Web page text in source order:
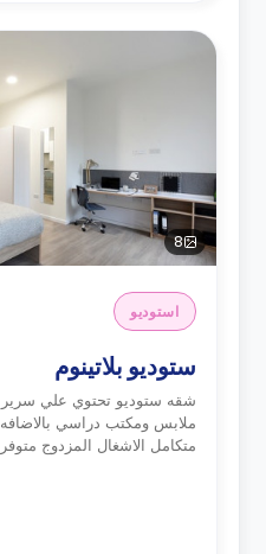
8
استوديو
ستوديو بلاتينوم
شقه ستوديو تحتوي علي سرير
ملابس ومكتب دراسي
متكامل الاشغال المزدوج متوفر